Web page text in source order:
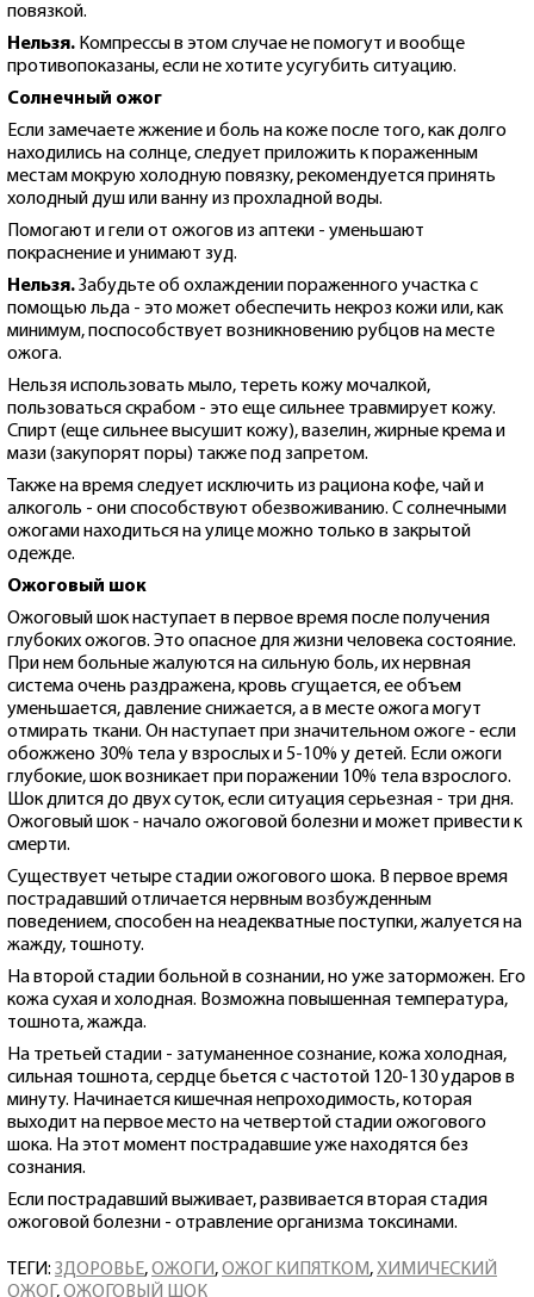
повязкой.
Нельзя. Компрессы в этом случае не помогут и вообще
противопоказаны, если не хотите усугубить ситуацию.
Солнечный ожог
Если замечаете жжение и боль на коже после того, как долго
находились на солнце, следует приложить к пораженным
местам мокрую холодную повязку, рекомендуется принять
холодный душ или ванну из прохладной воды.
Помогают и гели от ожогов из аптеки - уменьшают
покраснение и унимают зуд.
Нельзя.Забудьте об охлаждении пораженного участка с
помощью льда - это может обеспечить некроз кожи или, как
минимум, поспособствует возникновению рубцов на месте
ожога.
Нельзя использовать мыло, тереть кожу мочалкой,
пользоваться скрабом - это еще сильнее травмирует кожу.
Спирт (еще сильнее высушит кожу), вазелин, жирные крема и
мази (закупорят поры) также под запретом.
Также на время следует исключить из рациона кофе, чай и
алкоголь - они способствуют обезвоживанию. С солнечными
ожогами находиться на улице можно только в закрытой
одежде.
Ожоговый шок
Ожоговый шок наступает в первое время после получения
глубоких ожогов. Это опасное для жизни человека состояние.
При нем больные жалуются на сильную боль, их нервная
система очень раздражена, кровь сгущается, ее объем
уменьшается, давление снижается, а в месте ожога могут
отмирать ткани. Он наступает при значительном ожоге - если
обожжено 30% тела у взрослых и 5-10% у детей. Если ожоги
глубокие, шок возникает при поражении 10% тела взрослого.
Шок длится до двух суток, если ситуация серьезная - три дня.
Ожоговый шок - начало ожоговой болезни и может привести к
смерти.
Существует четыре стадии ожогового шока. В первое время
пострадавший отличается нервным возбужденным
поведением, способен на неадекватные поступки, жалуется на
жажду, тошноту.
На второй стадии больной в сознании, но уже заторможен. Его
кожа сухая и холодная. Возможна повышенная температура,
тошнота, жажда.
На третьей стадии - затуманенное сознание, кожа холодная,
сильная тошнота, сердце бьется с частотой 120-130 ударов в
минуту. Начинается кишечная непроходимость, которая
выходит на первое место на четвертой стадии ожогового
шока. На этот момент пострадавшие уже находятся без
сознания.
Если пострадавший выживает, развивается вторая стадия
ожоговой болезни - отравление организма токсинами.
ТЕГИ: ЗДОРОВЬЕ,ОЖОГИ,ОЖОГ КИПЯТКОМ,ХИМИЧЕСКИЙ
ОЖОГ ,ОЖОГОВЫЙ ШОК